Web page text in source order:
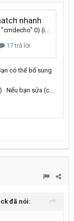
đã nói: